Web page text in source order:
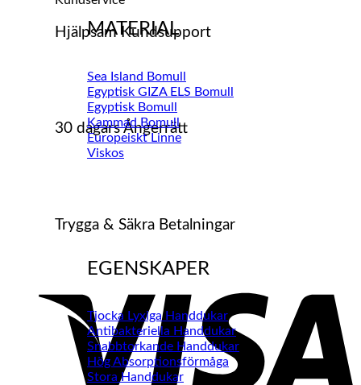
Hjälpsam Kundsupport
30 dagars Ångerrätt
Trygga & Säkra Betalningar
MATERIAL
Sea Island Bomull
Egyptisk GIZA ELS Bomull
Egyptisk Bomull
Kammad Bomull
Europeiskt Linne
Viskos
EGENSKAPER
Tjocka Lyxiga Handdukar
Antibakteriella Handdukar
Snabbtorkande Handdukar
Hög Absorptionsförmåga
Stora Handdukar